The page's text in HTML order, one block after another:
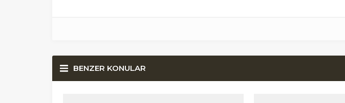
BENZER KONULAR